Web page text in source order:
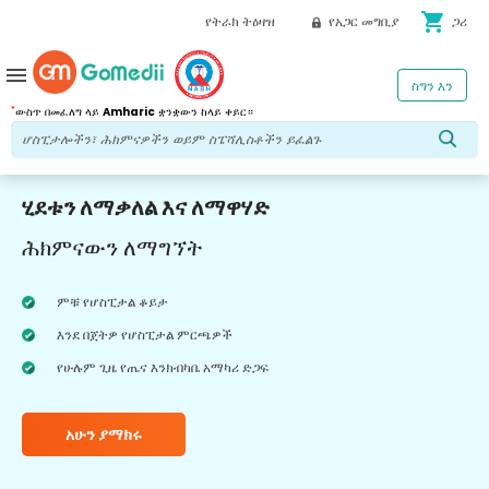
የትራክ ትዕዛዝ የአጋር መግቢያ shopping_cart ጋሪ
*ውስጥ በመፈለግ ላይ Amharic ቋንቋውን ከላይ ቀይር።
ስግን እን
menu
ሂደቱን ለማቃለል እና ለማዋሃድ
ሕክምናውን ለማግኘት
ምቹ የሆስፒታል ቆይታ
እንደ በጀትዎ የሆስፒታል ምርጫዎች
የሁሉም ጊዜ የጤና እንክብካቤ አማካሪ ድጋፍ
አሁን ያማክሩ